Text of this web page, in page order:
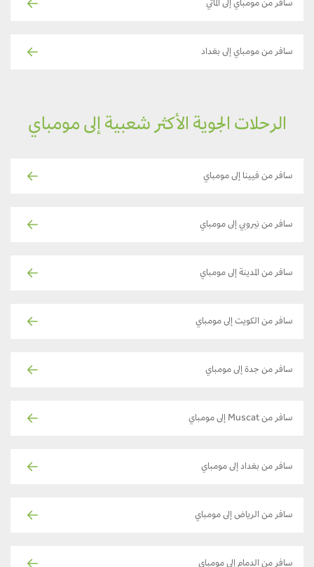
سافر من مومباي إلى ألماتي
سافر من مومباي إلى بغداد
الرحلات الجوية الأكثر شعبية إلى مومباي
سافر من فيينا إلى مومباي
سافر من نيروبي إلى مومباي
سافر من المدينة إلى مومباي
سافر من الكويت إلى مومباي
سافر من جدة إلى مومباي
سافر من Muscat إلى مومباي
سافر من بغداد إلى مومباي
سافر من الرياض إلى مومباي
سافر من الدمام إلى مومباي